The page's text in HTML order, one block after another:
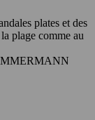
plates et des
plage comme au